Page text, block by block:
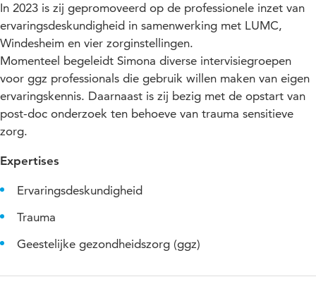
In 2023 is zij gepromoveerd op de professionele inzet van
ervaringsdeskundigheid in samenwerking met LUMC,
Windesheim en vier zorginstellingen.
Momenteel begeleidt Simona diverse intervisiegroepen
voor ggz professionals die gebruik willen maken van eigen
ervaringskennis. Daarnaast is zij bezig met de opstart van
post-doc onderzoek ten behoeve van trauma sensitieve
zorg.
Expertises
Ervaringsdeskundigheid
Trauma
Geestelijke gezondheidszorg (ggz)